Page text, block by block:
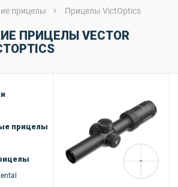
прицелы Прицелы VictOptics
ПРИЦЕЛЫ VECTOR
прицелы